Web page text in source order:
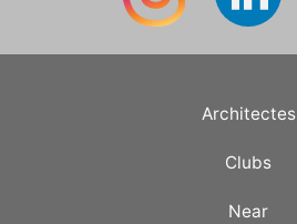
Architectes
Clubs
Near